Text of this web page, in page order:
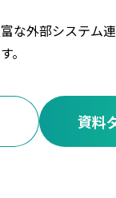
な外部システム
。
資料